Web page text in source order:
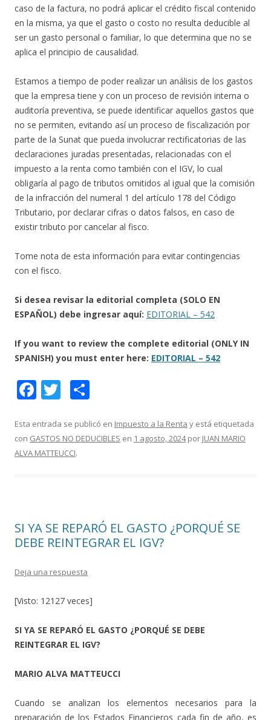
caso de la factura, no podrá aplicar el crédito fiscal contenido
en la misma, ya que el gasto o costo no resulta deducible al
ser un gasto personal o familiar, lo que determina que no se
aplica el principio de causalidad.
Estamos a tiempo de poder realizar un análisis de los gastos
que la empresa tiene y con un proceso de revisión interna o
auditoría preventiva, se puede identificar aquellos gastos que
no se permiten, evitando así un proceso de fiscalización por
parte de la Sunat que pueda involucrar rectificatorias de las
declaraciones juradas presentadas, relacionadas con el
impuesto a la renta como también con el IGV, lo cual
obligaría al pago de tributos omitidos al igual que la comisión
de la infracción del numeral 1 del artículo 178 del Código
Tributario, por declarar cifras o datos falsos, en caso de
existir tributo por cancelar al fisco.
Tome nota de esta información para evitar contingencias
con el fisco.
Si desea revisar la editorial completa (SOLO EN
ESPAÑOL) debe ingresar aquí: EDITORIAL – 542
If you want to review the complete editorial (ONLY IN
SPANISH) you must enter here: EDITORIAL – 542
F
e
b
T
itt
er
m
p
Esta entrada se publicó en Impuesto a la Renta y está etiquetada
con GASTOS NO DEDUCIBLES en 1 agosto, 2024por JUAN MARIO
ALVA MATTEUCCI.
SI YA SE REPARÓ EL GASTO ¿PORQUÉ SE
DEBE REINTEGRAR EL IGV?
Deja una respuesta
[Visto: 12127 veces]
SI YA SE REPARÓ EL GASTO ¿PORQUÉ SE DEBE
REINTEGRAR EL IGV?
MARIO ALVA MATTEUCCI
Cuando se analizan los elementos necesarios para la
preparación de los Estados Financieros cada fin de año, es